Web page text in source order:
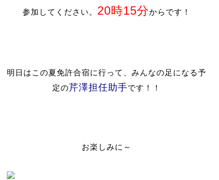
参加してください。 20時15分からです！
明日はこの夏免許合宿に行って、みんなの足になる予
定の芹澤担任助手です！！
お楽しみに～